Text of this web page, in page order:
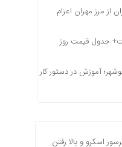
از مرز مهران اعزام
جدول قیمت روز
آموزش در دستور کار
اسکرو و بالا رفتن